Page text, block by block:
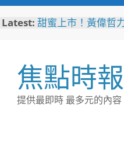
Latest: 甜蜜上市！黃偉哲
樂園 陳其邁:保存百
憶！
「火車醫院」變身
雄親子遊樂園開幕
焦點時報
提供最即時 最多元的內容